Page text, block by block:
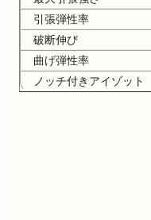
引張弾性率
破断伸び
曲げ弾性率
ノッチ付きアイゾット